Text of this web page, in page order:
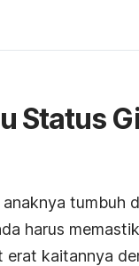
Status
tumbuh
harus
erat kaitannya